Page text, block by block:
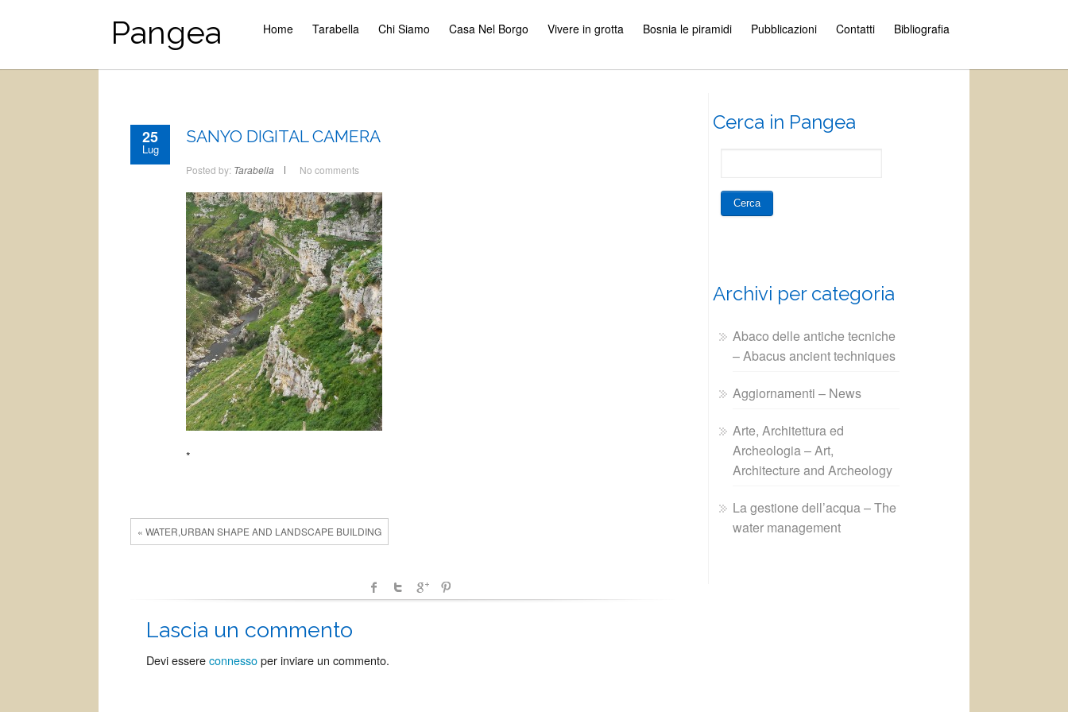
Pangea Home Tarabella Chi Siamo Casa Nel Borgo Vivere in grotta Bosnia le piramidi Pubblicazioni Contatti Bibliografia
25
Lug
SANYO DIGITAL CAMERA
Posted by: Tarabella No comments
*
« WATER,URBAN SHAPE AND LANDSCAPE BUILDING
Lascia un commento
Devi essereconnessoper inviare un commento.
Cerca in Pangea
Archivi per categoria
Abaco delle antiche tecniche
– Abacus ancient techniques
Aggiornamenti – News
Arte, Architettura ed
Archeologia – Art,
Architecture and Archeology
La gestione dell’acqua – The
water management